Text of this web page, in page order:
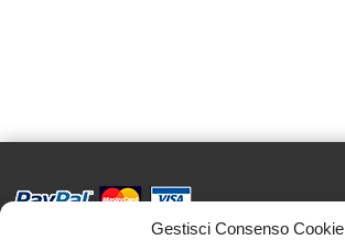
Gestisci Consenso Cookie